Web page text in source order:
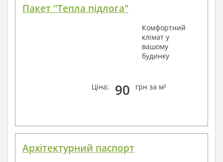
Пакет "Тепла підлога"
Комфортний
клімат у
вашому
будинку
Ціна: 90 грн за м²
Архітектурний паспорт